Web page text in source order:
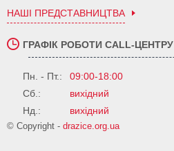
НАШІ ПРЕДСТАВНИЦТВА
ГРАФІК РОБОТИ CALL-ЦЕНТРУ
Пн. - Пт.:
09:00-18:00
Сб.:
вихідний
Нд.:
вихідний
© Copyright - drazice.org.ua